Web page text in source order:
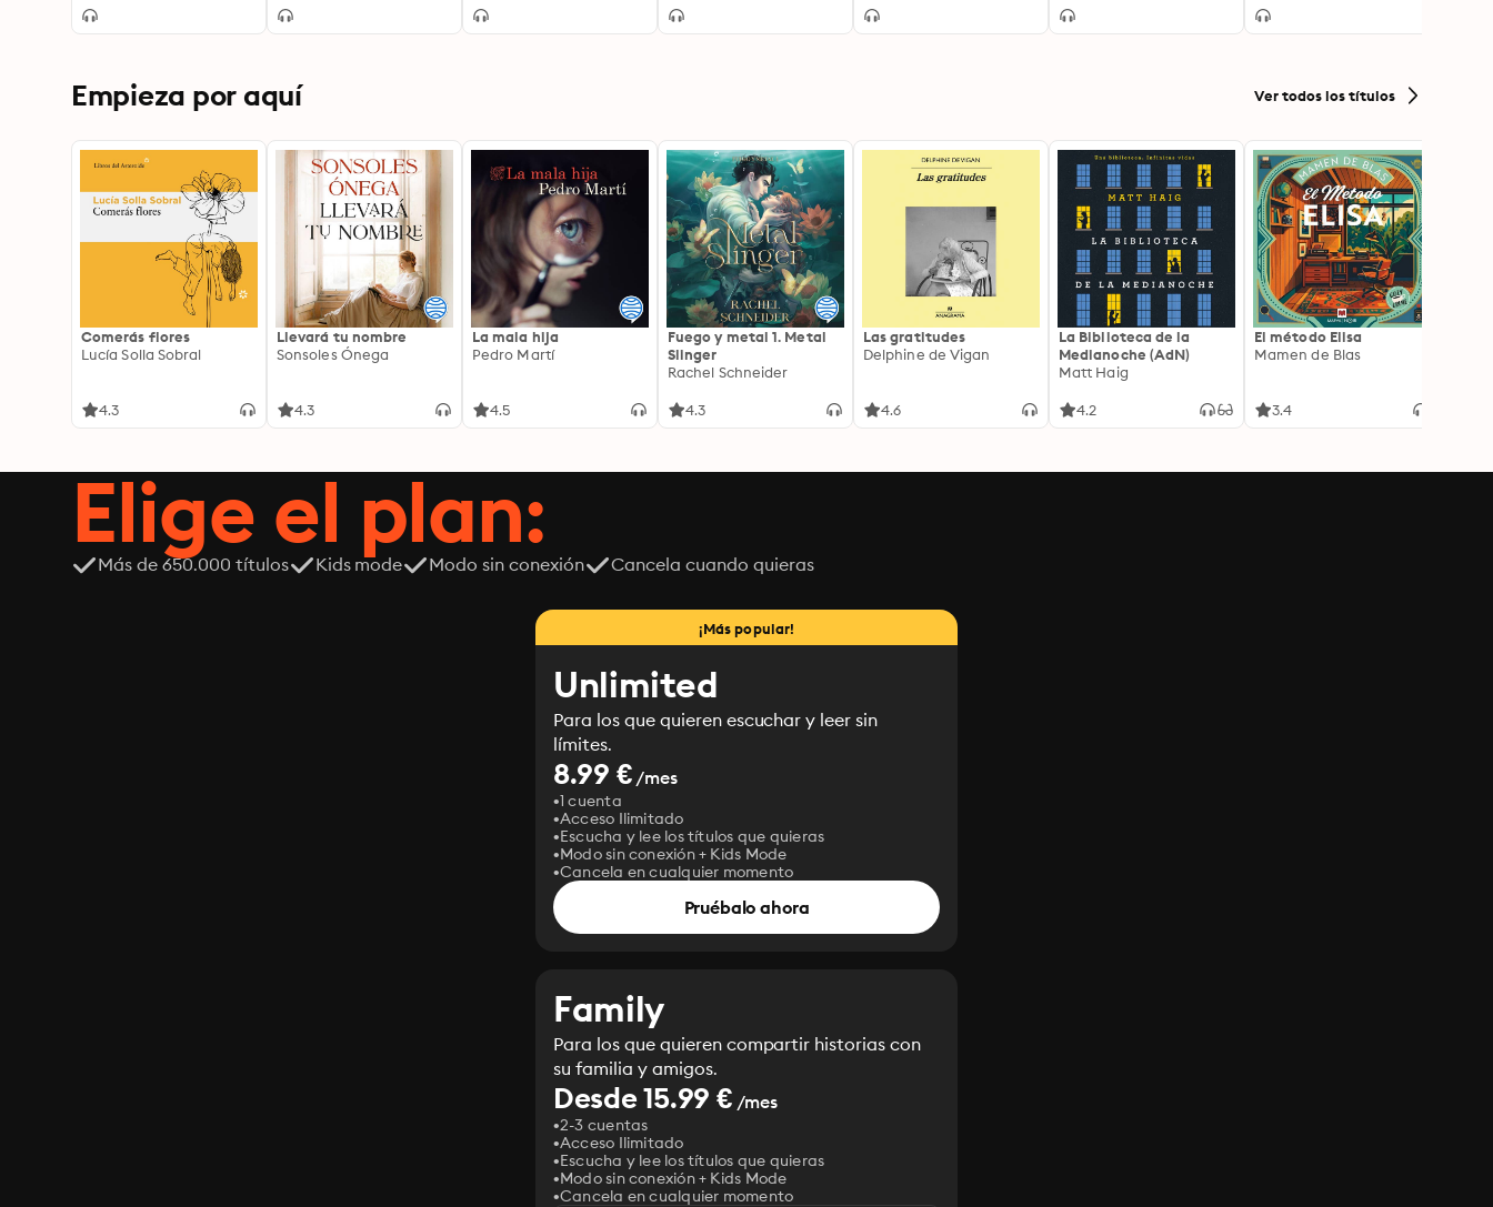
Empieza por aquí Ver todos los títulos
Comerás flores
Lucía Solla Sobral
4.3
Llevará tu nombre
Sonsoles Ónega
4.3
La mala hija
Pedro Martí
4.5
Fuego y metal 1. Metal
Slinger
Rachel Schneider
4.3
Las gratitudes
Delphine de Vigan
4.6
La Biblioteca de la
Medianoche (AdN)
Matt Haig
4.2
El método Elisa
Mamen de Blas
3.4
Elige el plan:
Más de 650.000 títulos Kids mode Modo sin conexión Cancela cuando quieras
¡Más popular!
Unlimited
Para los que quieren escuchar y leer sin
límites.
8.99 €/mes
1 cuenta
Acceso Ilimitado
Escucha y lee los títulos que quieras
Modo sin conexión + Kids Mode
Cancela en cualquier momento
Pruébalo ahora
Family
Para los que quieren compartir historias con
su familia y amigos.
Desde 15.99 €/mes
2-3 cuentas
Acceso Ilimitado
Escucha y lee los títulos que quieras
Modo sin conexión + Kids Mode
Cancela en cualquier momento